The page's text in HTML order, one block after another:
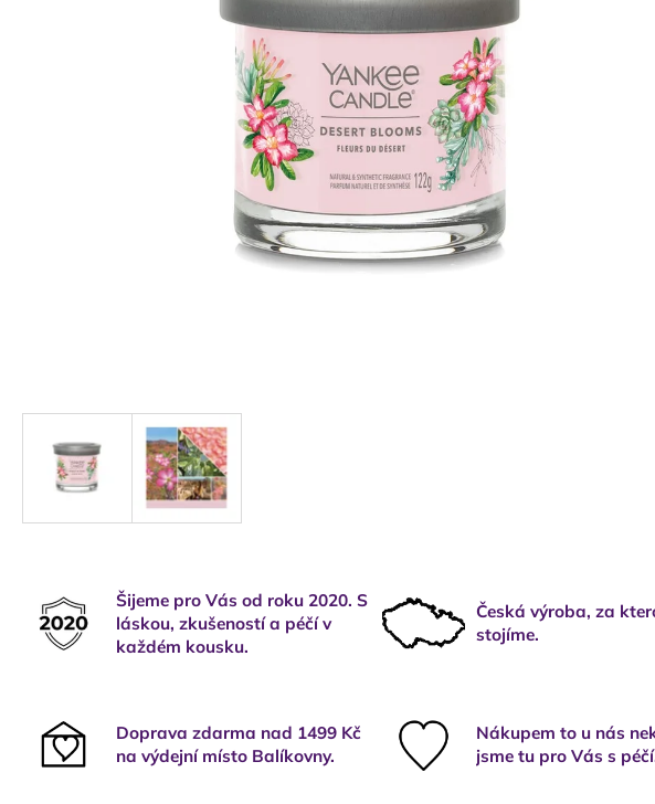
Šijeme pro Vás od roku 2020. S
láskou, zkušeností a péčí v
každém kousku.
Česká výroba, za
stojíme.
Doprava zdarma nad 1499 Kč
na výdejní místo Balíkovny.
Nákupem to u nás
jsme tu pro Vás s